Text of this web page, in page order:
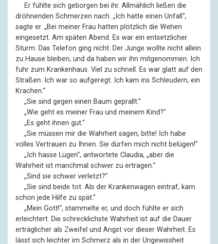
Er fühlte sich geborgen bei ihr. Allmählich ließen die
dröhnenden Schmerzen nach. „Ich hatte einen Unfall“,
sagte er. „Bei meiner Frau hatten plötzlich die Wehen
eingesetzt. Am späten Abend. Es war ein entsetzlicher
Sturm. Das Telefon ging nicht. Der Junge wollte nicht allein
zu Hause bleiben, und da haben wir ihn mitgenommen. Ich
fuhr zum Krankenhaus. Viel zu schnell. Es war glatt auf den
Straßen. Ich war so aufgeregt. Ich kam ins Schleudern, ein
Krachen.“
„Sie sind gegen einen Baum geprallt.“
„Wie geht es meiner Frau und meinem Kind?“
„Es geht ihnen gut.“
„Sie müssen mir die Wahrheit sagen, bitte! Ich habe
volles Vertrauen zu Ihnen. Sie dürfen mich nicht belügen!“
„Ich hasse Lügen“, antwortete Claudia, „aber die
Wahrheit ist manchmal schwer zu ertragen.“
„Sind sie schwer verletzt?“
„Sie sind beide tot. Als der Krankenwagen eintraf, kam
schon jede Hilfe zu spät.“
„Mein Gott!“, stammelte er, und doch fühlte er sich
erleichtert. Die schrecklichste Wahrheit ist auf die Dauer
erträglicher als Zweifel und Angst vor dieser Wahrheit. Es
lässt sich leichter im Schmerz als in der Ungewissheit